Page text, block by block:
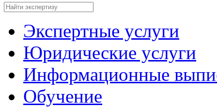
Экспертные услуги
Юридические услуги
Информационные
Обучение